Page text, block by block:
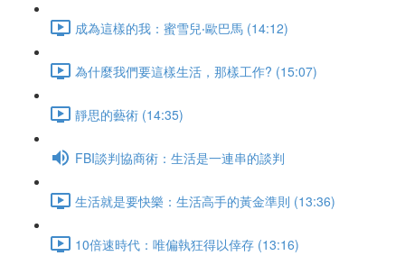
成為這樣的我：蜜雪兒‧歐巴馬 (14:12)
為什麼我們要這樣生活，那樣工作? (15:07)
靜思的藝術 (14:35)
FBI談判協商術：生活是一連串的談判
生活就是要快樂：生活高手的黃金準則 (13:36)
10倍速時代：唯偏執狂得以倖存 (13:16)